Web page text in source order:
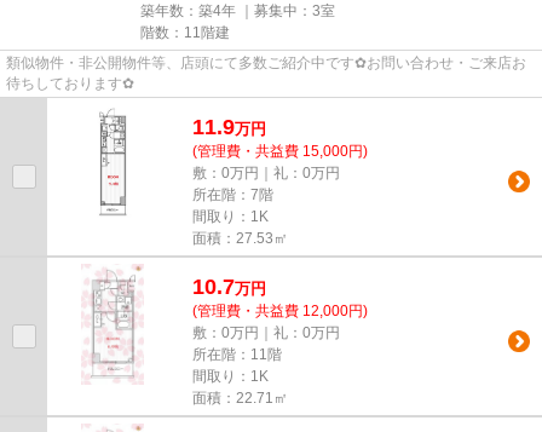
築年数：築4年 ｜募集中： 3室
階数：11階建
類似物件・非公開物件等、店頭にて多数ご紹介中です✿お問い合わせ・ご来店お
待ちしております✿
11.9万円
(管理費・共益費 15,000円)
敷：0万円｜礼：0万円
所在階：7階
間取り：1K
面積：27.53㎡
10.7万円
(管理費・共益費 12,000円)
敷：0万円｜礼：0万円
所在階：11階
間取り：1K
面積：22.71㎡